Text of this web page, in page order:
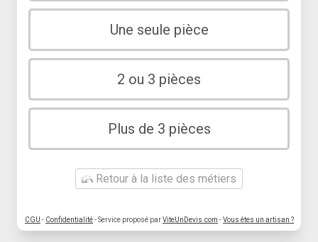
Une seule pièce
2 ou 3 pièces
Plus de 3 pièces
Retour à la liste des métiers
CGU - Confidentialité- Service proposé parViteUnDevis.com -Vous êtes un artisan ?